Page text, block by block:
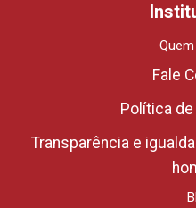
Fale
Política
Transparência e